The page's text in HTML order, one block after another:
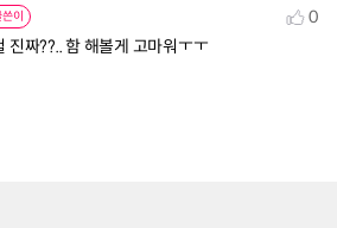
이
0
진짜??.. 함 해볼게 고마워ㅜㅜ